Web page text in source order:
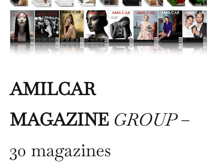
AMILCAR
MAGAZINE GROUP–
30 magazines